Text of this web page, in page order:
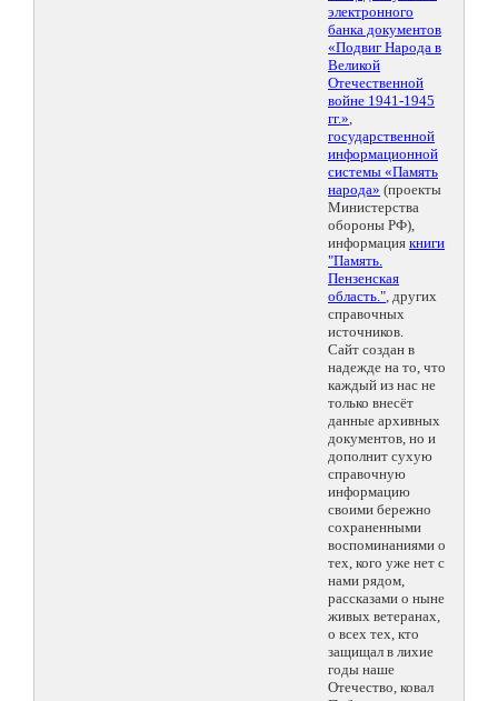
электронного
банка документов
«Подвиг Народа в
Великой
Отечественной
войне 1941-1945
гг.»,
государственной
информационной
системы «Память
народа» (проекты
Министерства
обороны РФ),
информация книги
"Память.
Пензенская
область.", других
справочных
источников.
Сайт создан в
надежде на то, что
каждый из нас не
только внесёт
данные архивных
документов, но и
дополнит сухую
справочную
информацию
своими бережно
сохраненными
воспоминаниями о
тех, кого уже нет с
нами рядом,
рассказами о ныне
живых ветеранах,
о всех тех, кто
защищал в лихие
годы наше
Отечество, ковал